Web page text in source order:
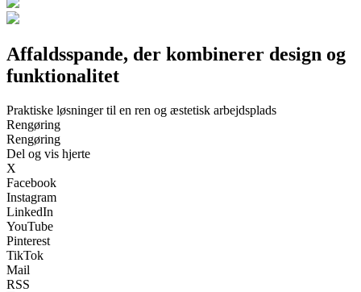
Affaldsspande, der kombinerer design og
funktionalitet
Praktiske løsninger til en ren og æstetisk arbejdsplads
Rengøring
Rengøring
Del og vis hjerte
X
Facebook
Instagram
LinkedIn
YouTube
Pinterest
TikTok
Mail
RSS